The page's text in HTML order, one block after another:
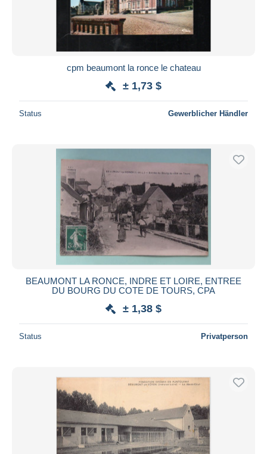
cpm beaumont la ronce le chateau
± 1,73 $
Status Gewerblicher Händler
BEAUMONT LA RONCE, INDRE ET LOIRE, ENTREE
DU BOURG DU COTE DE TOURS, CPA
± 1,38 $
Status Privatperson